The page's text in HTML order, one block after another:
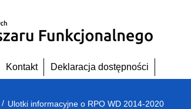
Kontakt Deklaracja dostępności
/ Ulotki informacyjne o RPO WD 2014-2020